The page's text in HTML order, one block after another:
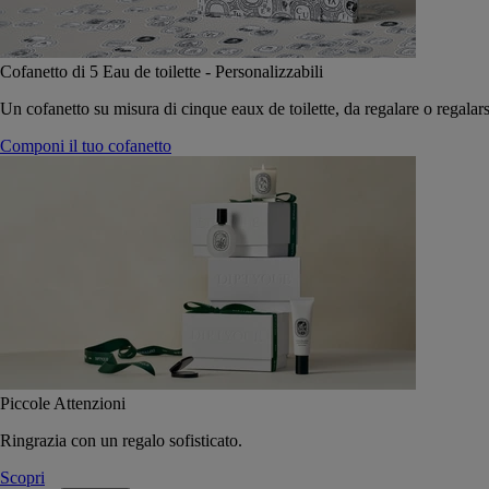
Cofanetto di 5 Eau de toilette - Personalizzabili
Un cofanetto su misura di cinque eaux de toilette, da regalare o
Componi il tuo cofanetto
Piccole Attenzioni
Ringrazia con un regalo sofisticato.
Scopri